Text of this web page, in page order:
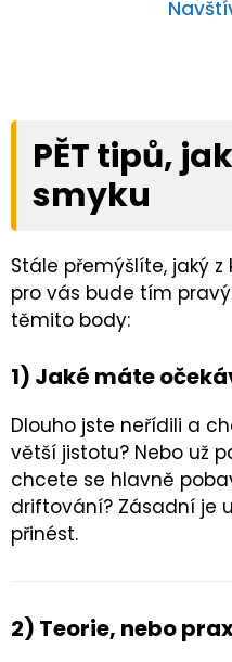
PĚT tipů,
smyku
Stále přemýšlíte, jaký z
pro vás bude tím
těmito body:
1) Jaké máte
Dlouho jste neřídili a
větší jistotu? Nebo už
chcete se hlavně
driftování? Zásadní je
přinést.
2) Teorie, nebo